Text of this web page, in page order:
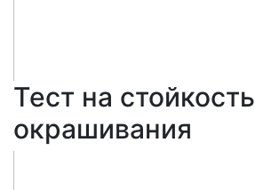
Тест на стойкость
окрашивания